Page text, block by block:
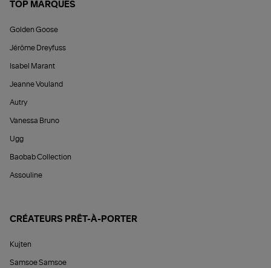
TOP MARQUES
Golden Goose
Jérôme Dreyfuss
Isabel Marant
Jeanne Vouland
Autry
Vanessa Bruno
Ugg
Baobab Collection
Assouline
CRÉATEURS PRÊT-À-PORTER
Kujten
Samsoe Samsoe